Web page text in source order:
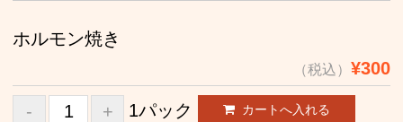
ホルモン焼き
（税込） ¥300
1パック